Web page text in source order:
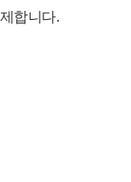
합니다.